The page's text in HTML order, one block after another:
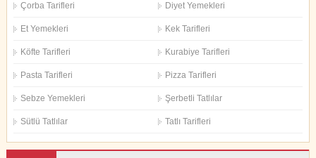
Çorba Tarifleri Diyet Yemekleri
Et Yemekleri Kek Tarifleri
Köfte Tarifleri Kurabiye Tarifleri
Pasta Tarifleri Pizza Tarifleri
Sebze Yemekleri Şerbetli Tatlılar
Sütlü Tatlılar Tatlı Tarifleri